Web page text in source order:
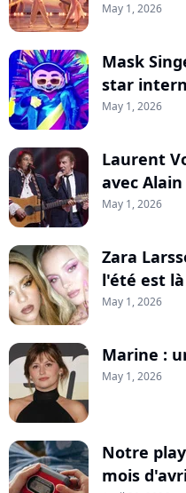
May 1, 2026
Mask
star
May 1, 2026
Laurent
avec
May 1, 2026
Zara
l'été est là
May 1, 2026
Marine :
May 1, 2026
Notre
mois